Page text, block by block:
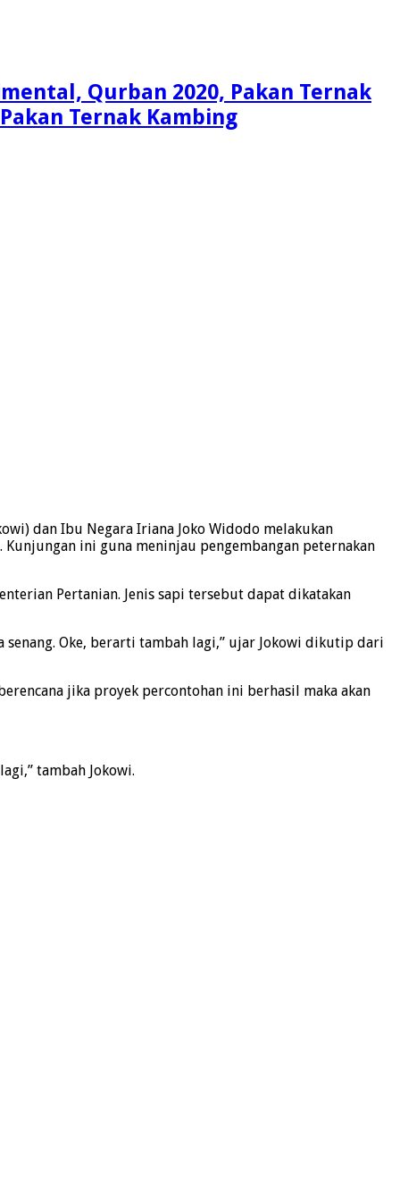
Qurban 2020, Pakan Ternak
Ternak Kambing
dan Ibu Negara Iriana Joko Widodo melakukan
ini guna meninjau pengembangan peternakan
Pertanian. Jenis sapi tersebut dapat dikatakan
Oke, berarti tambah lagi,” ujar Jokowi dikutip dari
jika proyek percontohan ini berhasil maka akan
tambah Jokowi.